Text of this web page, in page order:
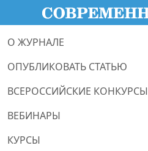
О ЖУРНАЛЕ
ОПУБЛИКОВАТЬ СТАТЬЮ
ВСЕРОССИЙСКИЕ КОНКУРСЫ
ВЕБИНАРЫ
КУРСЫ